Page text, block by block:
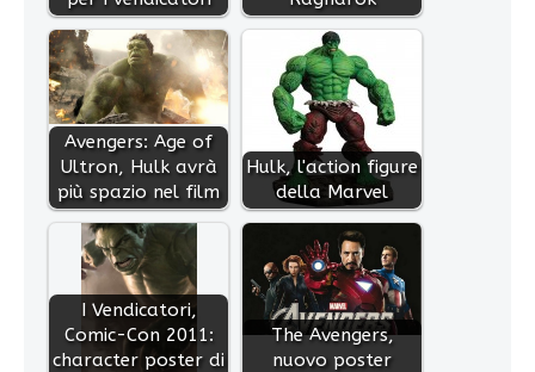
Avengers: Age of
Ultron, Hulk avrà
più spazio nel film
Hulk, l'action figure
della Marvel
I Vendicatori,
Comic-Con 2011:
character poster di
The Avengers,
nuovo poster